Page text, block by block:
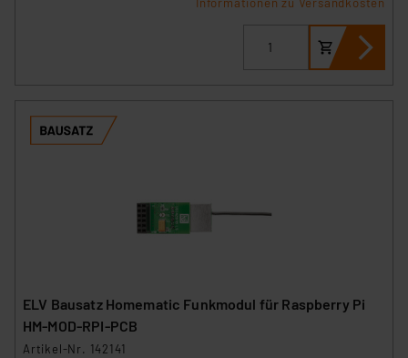
ELV Bausatz Homematic Funkmodul für Raspberry Pi
HM-MOD-RPI-PCB
Artikel-Nr. 142141